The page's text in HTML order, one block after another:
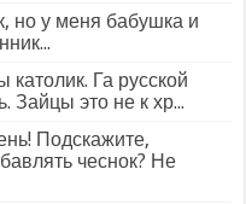
но у меня бабушка и
Га русской
Зайцы это не к хр...
Подскажите,
чеснок? Не